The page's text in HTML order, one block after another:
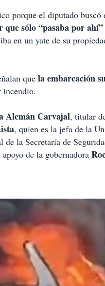
porque el diputado buscó
que sólo “pasaba por
en un yate de su
que la embarcación
incendio.
Alemán Carvajal, titular
, quien es la jefa de la
de la Secretaría de
de la gobernadora